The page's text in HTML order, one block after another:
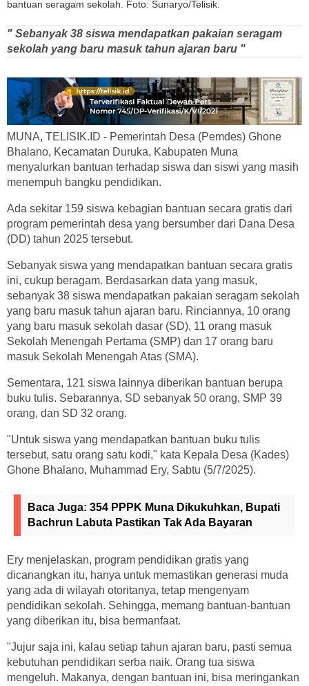
bantuan seragam sekolah. Foto: Sunaryo/Telisik.
" Sebanyak 38 siswa mendapatkan pakaian seragam
sekolah yang baru masuk tahun ajaran baru "
MUNA, TELISIK.ID - Pemerintah Desa (Pemdes) Ghone
Bhalano, Kecamatan Duruka, Kabupaten Muna
menyalurkan bantuan terhadap siswa dan siswi yang masih
menempuh bangku pendidikan.
Ada sekitar 159 siswa kebagian bantuan secara gratis dari
program pemerintah desa yang bersumber dari Dana Desa
(DD) tahun 2025 tersebut.
Sebanyak siswa yang mendapatkan bantuan secara gratis
ini, cukup beragam. Berdasarkan data yang masuk,
sebanyak 38 siswa mendapatkan pakaian seragam sekolah
yang baru masuk tahun ajaran baru. Rinciannya, 10 orang
yang baru masuk sekolah dasar (SD), 11 orang masuk
Sekolah Menengah Pertama (SMP) dan 17 orang baru
masuk Sekolah Menengah Atas (SMA).
Sementara, 121 siswa lainnya diberikan bantuan berupa
buku tulis. Sebarannya, SD sebanyak 50 orang, SMP 39
orang, dan SD 32 orang.
"Untuk siswa yang mendapatkan bantuan buku tulis
tersebut, satu orang satu kodi," kata Kepala Desa (Kades)
Ghone Bhalano, Muhammad Ery, Sabtu (5/7/2025).
Baca Juga: 354 PPPK Muna Dikukuhkan, Bupati
Bachrun Labuta Pastikan Tak Ada Bayaran
Ery menjelaskan, program pendidikan gratis yang
dicanangkan itu, hanya untuk memastikan generasi muda
yang ada di wilayah otoritanya, tetap mengenyam
pendidikan sekolah. Sehingga, memang bantuan-bantuan
yang diberikan itu, bisa bermanfaat.
"Jujur saja ini, kalau setiap tahun ajaran baru, pasti semua
kebutuhan pendidikan serba naik. Orang tua siswa
mengeluh. Makanya, dengan bantuan ini, bisa meringankan